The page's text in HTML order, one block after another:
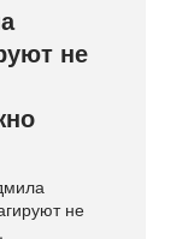
не
не